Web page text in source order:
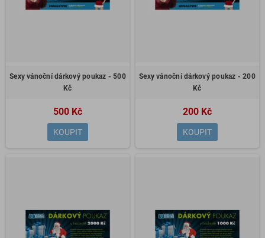
Sexy vánoční dárkový poukaz - 500
Kč
500 Kč
KOUPIT
Sexy vánoční dárkový poukaz - 200
Kč
200 Kč
KOUPIT